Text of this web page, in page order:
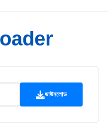
ডাউনলোড